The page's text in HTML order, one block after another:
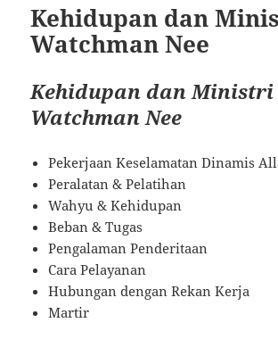
Kehidupan dan
Watchman Nee
Kehidupan dan Ministri
Watchman Nee
Pekerjaan Keselamatan Dinamis
Peralatan & Pelatihan
Wahyu & Kehidupan
Beban & Tugas
Pengalaman Penderitaan
Cara Pelayanan
Hubungan dengan Rekan Kerja
Martir